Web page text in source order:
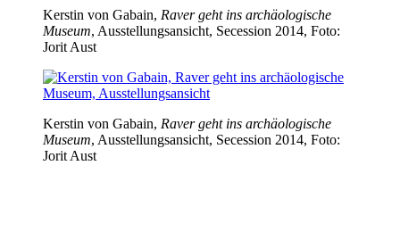
Kerstin von Gabain, Raver geht ins archäologische
Museum, Ausstellungsansicht, Secession 2014, Foto:
Jorit Aust
Kerstin von Gabain, Raver geht ins archäologische
Museum, Ausstellungsansicht, Secession 2014, Foto:
Jorit Aust